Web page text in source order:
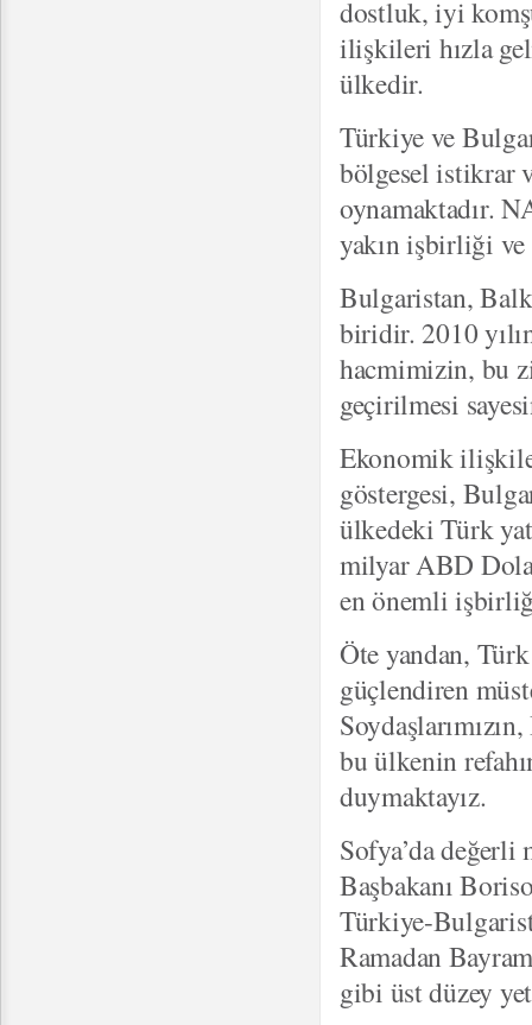
dostluk, iyi
ilişkileri hızla
ülkedir.
Türkiye ve
bölgesel istikrar
oynamaktadır.
yakın işbirliği
Bulgaristan,
biridir. 2010
hacmimizin, bu
geçirilmesi
Ekonomik
göstergesi,
ülkedeki Türk
milyar ABD
en önemli
Öte yandan,
güçlendiren
bu ülkenin
duymaktayız.
Sofya’da değerli
Başbakanı
Türkiye-
Ramadan
gibi üst düzey